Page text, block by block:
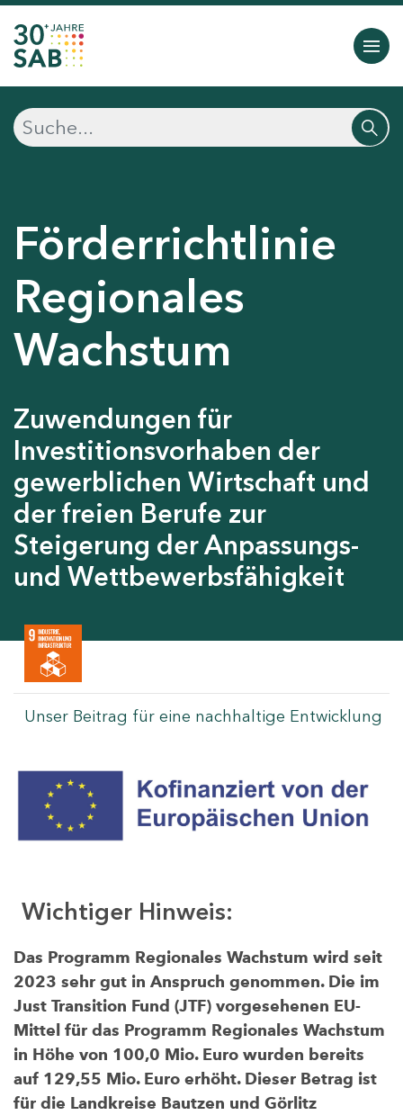
Förderrichtlinie
Regionales
Wachstum
Zuwendungen für
Investitionsvorhaben der
gewerblichen Wirtschaft und
der freien Berufe zur
Steigerung der Anpassungs-
und Wettbewerbsfähigkeit
Unser Beitrag für eine nachhaltige Entwicklung
Wichtiger Hinweis:
Das Programm Regionales Wachstum wird seit
2023 sehr gut in Anspruch genommen. Die im
Just Transition Fund (JTF) vorgesehenen EU-
Mittel für das Programm Regionales Wachstum
in Höhe von 100,0 Mio. Euro wurden bereits
auf 129,55 Mio. Euro erhöht. Dieser Betrag ist
für die Landkreise Bautzen und Görlitz